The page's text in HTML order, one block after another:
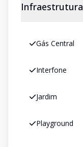
Infraestrutura
Gás Central
Interfone
Jardim
Playground